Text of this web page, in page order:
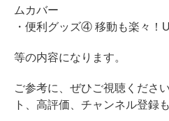
中古ピアノ
ムカバー
・便利グッズ④ 移動も楽々！
等の内容になります。
ご参考に、ぜひご視聴くださ
ト、高評価、チャンネル登録